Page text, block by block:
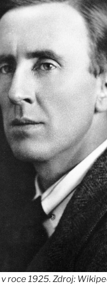
v roce 1925. Zdroj: